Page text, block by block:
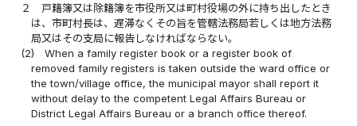
２
戸籍簿又は除籍簿を市役所又は町村役場の外に持ち出したとき
は、市町村長は、遅滞なくその旨を管轄法務局若しくは地方法務
局又はその支局に報告しなければならない。
(2)
When a family register book or a register book of
removed family registers is taken outside the ward office or
the town/village office, the municipal mayor shall report it
without delay to the competent Legal Affairs Bureau or
District Legal Affairs Bureau or a branch office thereof.